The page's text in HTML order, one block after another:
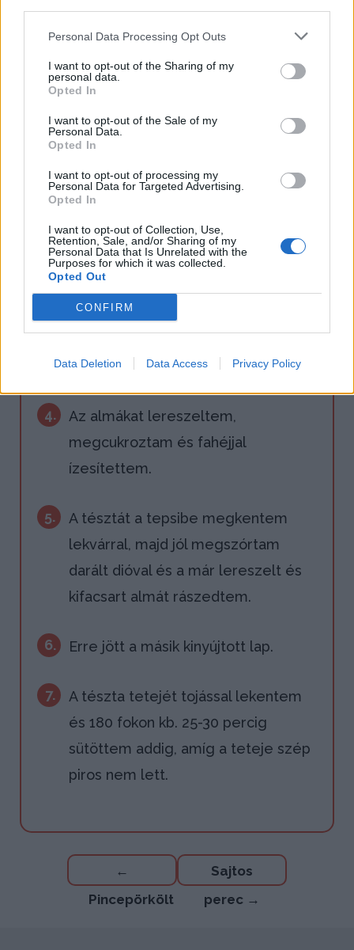
Personal Data Processing Opt Outs
I want to opt-out of the Sharing of my
personal data.
Opted In
I want to opt-out of the Sale of my
Personal Data.
Opted In
I want to opt-out of processing my
Personal Data for Targeted Advertising.
Opted In
I want to opt-out of Collection, Use,
Retention, Sale, and/or Sharing of my
Personal Data that Is Unrelated with the
Purposes for which it was collected.
Opted Out
CONFIRM
Data Deletion Data Access Privacy Policy
1.
A tészta hozzávalóit összegyúrom
2.
Egy 34x32 cm-es tepsit margarinnal
kikentem és megliszteztem.
3.
a tepsibe.
4.
Az almákat lereszeltem,
megcukroztam és fahéjjal
ízesítettem.
5.
A tésztát a tepsibe megkentem
lekvárral, majd jól megszórtam
darált dióval és a már lereszelt és
kifacsart almát rászedtem.
6. Erre jött a másik kinyújtott lap.
7.
A tészta tetejét tojással lekentem
és 180 fokon kb. 25-30 percig
sütöttem addig, amíg a teteje szép
piros nem lett.
Bejegyzés
navigáció
←
Pincepörkölt
Sajtos
perec →